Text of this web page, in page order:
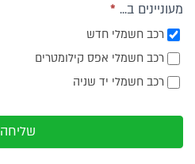
מעוניינים ב... *
רכב חשמלי חדש
רכב חשמלי אפס קילומטרים
רכב חשמלי יד שניה
שליחה